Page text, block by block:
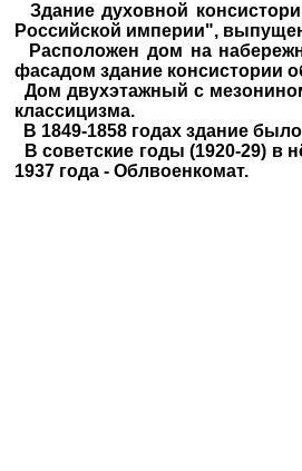
Здание духовной
Российской империи",
Расположен дом на
фасадом здание консистории
Дом двухэтажный с
классицизма.
В 1849-1858 годах здание
В советские годы (1920-29) в
1937 года - Облвоенкомат.